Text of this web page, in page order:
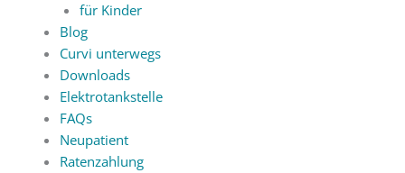
für Kinder
Blog
Curvi unterwegs
Downloads
Elektrotankstelle
FAQs
Neupatient
Ratenzahlung